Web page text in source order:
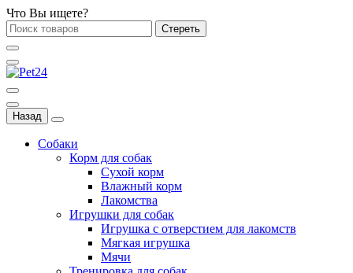
Что Вы ищете?
Стереть
Назад
Собаки
Корм для собак
Сухой корм
Влажный корм
Лакомства
Игрушки для собак
Игрушка с отверстием для лакомств
Мягкая игрушка
Мячи